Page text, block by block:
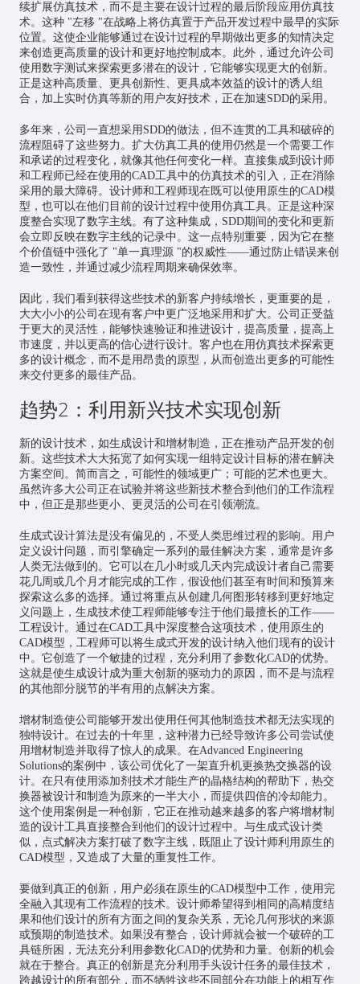
续扩展仿真技术，而不是主要在设计过程的最后阶段应用仿真技
术。这种 "左移 "在战略上将仿真置于产品开发过程中最早的实际
位置。这使企业能够通过在设计过程的早期做出更多的知情决定
来创造更高质量的设计和更好地控制成本。此外，通过允许公司
使用数字测试来探索更多潜在的设计，它能够实现更大的创新。
正是这种高质量、更具创新性、更具成本效益的设计的诱人组
合，加上实时仿真等新的用户友好技术，正在加速SDD的采用。
多年来，公司一直想采用SDD的做法，但不连贯的工具和破碎的
流程阻碍了这些努力。扩大仿真工具的使用仍然是一个需要工作
和承诺的过程变化，就像其他任何变化一样。直接集成到设计师
和工程师已经在使用的CAD工具中的仿真技术的引入，正在消除
采用的最大障碍。设计师和工程师现在既可以使用原生的CAD模
型，也可以在他们目前的设计过程中使用仿真工具。正是这种深
度整合实现了数字主线。有了这种集成，SDD期间的变化和更新
会立即反映在数字主线的记录中。这一点特别重要，因为它在整
个价值链中强化了 "单一真理源 "的权威性——通过防止错误来创
造一致性，并通过减少流程周期来确保效率。
因此，我们看到获得这些技术的新客户持续增长，更重要的是，
大大小小的公司在现有客户中更广泛地采用和扩大。公司正受益
于更大的灵活性，能够快速验证和推进设计，提高质量，提高上
市速度，并以更高的信心进行设计。客户也在用仿真技术探索更
多的设计概念，而不是用昂贵的原型，从而创造出更多的可能性
来交付更多的最佳产品。
趋势2：利用新兴技术实现创新
新的设计技术，如生成设计和增材制造，正在推动产品开发的创
新。这些技术大大拓宽了如何实现一组特定设计目标的潜在解决
方案空间。简而言之，可能性的领域更广；可能的艺术也更大。
虽然许多大公司正在试验并将这些新技术整合到他们的工作流程
中，但正是那些更小、更灵活的公司在引领潮流。
生成式设计算法是没有偏见的，不受人类思维过程的影响。用户
定义设计问题，而引擎确定一系列的最佳解决方案，通常是许多
人类无法做到的。它可以在几小时或几天内完成设计者自己需要
花几周或几个月才能完成的工作，假设他们甚至有时间和预算来
探索这么多的选择。通过将重点从创建几何图形转移到更好地定
义问题上，生成技术使工程师能够专注于他们最擅长的工作——
工程设计。通过在CAD工具中深度整合这项技术，使用原生的
CAD模型，工程师可以将生成式开发的设计纳入他们现有的设计
中。它创造了一个敏捷的过程，充分利用了参数化CAD的优势。
这就是使生成设计成为重大创新的驱动力的原因，而不是与流程
的其他部分脱节的半有用的点解决方案。
增材制造使公司能够开发出使用任何其他制造技术都无法实现的
独特设计。在过去的十年里，这种潜力已经导致许多公司尝试使
用增材制造并取得了惊人的成果。在Advanced Engineering
Solutions的案例中，该公司优化了一架直升机更换热交换器的设
计。在只有使用添加剂技术才能生产的晶格结构的帮助下，热交
换器被设计和制造为原来的一半大小，而提供四倍的冷却能力。
这个使用案例是一种创新，它正在推动越来越多的客户将增材制
造的设计工具直接整合到他们的设计过程中。与生成式设计类
似，点式解决方案打破了数字主线，既阻止了设计师利用原生的
CAD模型，又造成了大量的重复性工作。
要做到真正的创新，用户必须在原生的CAD模型中工作，使用完
全融入其现有工作流程的技术。设计师希望得到相同的高精度结
果和他们设计的所有方面之间的复杂关系，无论几何形状的来源
或预期的制造技术。如果没有整合，设计师就会被一个破碎的工
具链所困，无法充分利用参数化CAD的优势和力量。创新的机会
就在于整合。真正的创新是充分利用手头设计任务的最佳技术，
跨越设计的所有部分，而不牺牲这些不同部分在功能上的相互作